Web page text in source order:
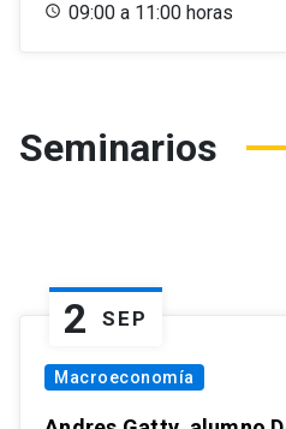
09:00 a 11:00 horas
Seminarios
2 SEP
Macroeconomía